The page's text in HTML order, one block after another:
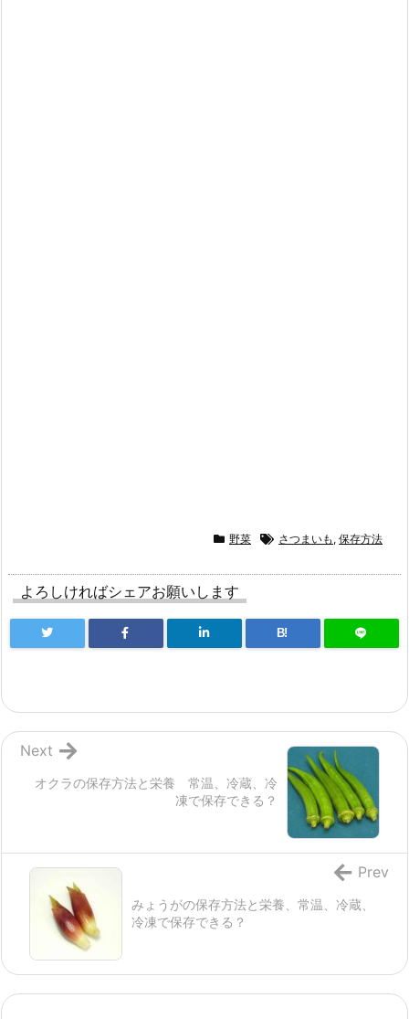
野菜 さつまいも , 保存方法
よろしければシェアお願いします
B!
オクラの保存方法と栄養 常温、冷蔵、冷
凍で保存できる？
Next
みょうがの保存方法と栄養、常温、冷蔵、
冷凍で保存できる？
Prev